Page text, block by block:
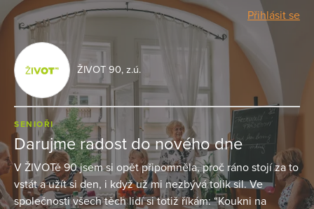
Přihlásit se
ŽIVOT 90, z.ú.
SENIOŘI
Darujme radost do nového dne
V ŽIVOTě 90 jsem si opět připomněla, proč ráno stojí za to
vstát a užít si den, i když už mi nezbývá tolik sil. Ve
společnosti všech těch lidí si totiž říkám: “Koukni na